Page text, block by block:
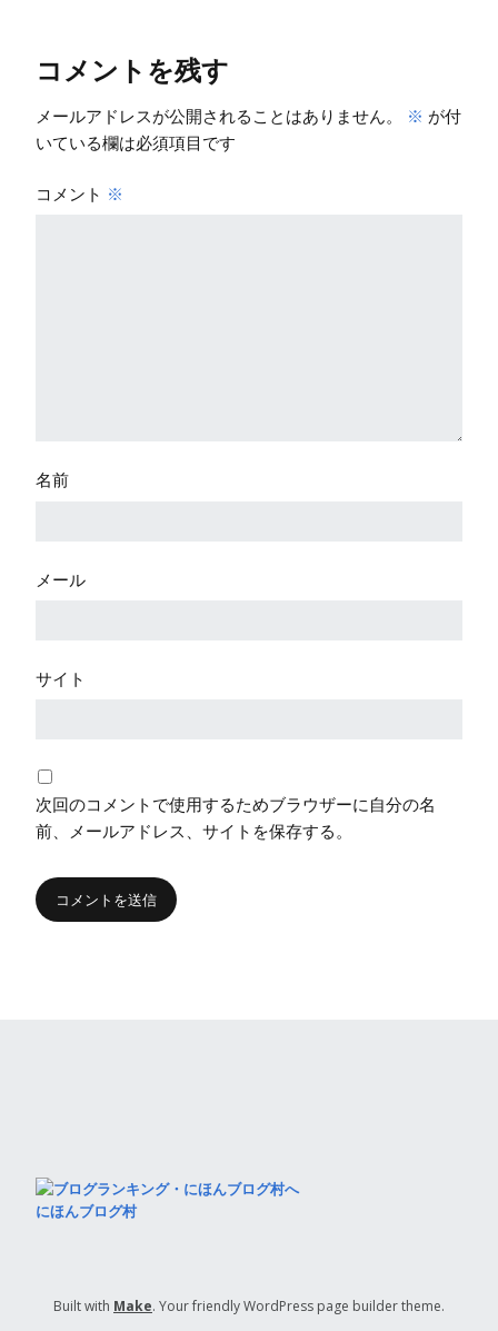
コメントを残す
メールアドレスが公開されることはありません。 ※ が付
いている欄は必須項目です
コメント ※
名前
メール
サイト
次回のコメントで使用するためブラウザーに自分の名
前、メールアドレス、サイトを保存する。
にほんブログ村
Built with Make. Your friendly WordPress page builder theme.